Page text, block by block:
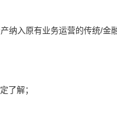
纳入原有业务运营的传统/金
了解；